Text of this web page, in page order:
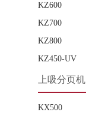
KZ600
KZ700
KZ800
KZ450-UV
上吸分页机
KX500